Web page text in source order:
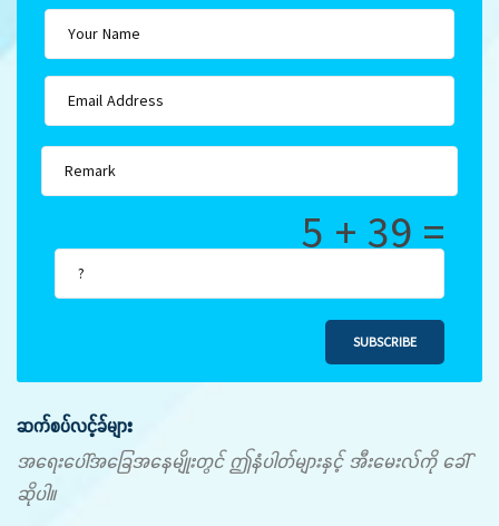
5 + 39 =
SUBSCRIBE
ဆက်စပ်လင့်ခ်များ
အရေးပေါ်အခြေအနေမျိုးတွင် ဤနံပါတ်များနှင့် အီးမေးလ်ကို ခေါ်
ဆိုပါ။